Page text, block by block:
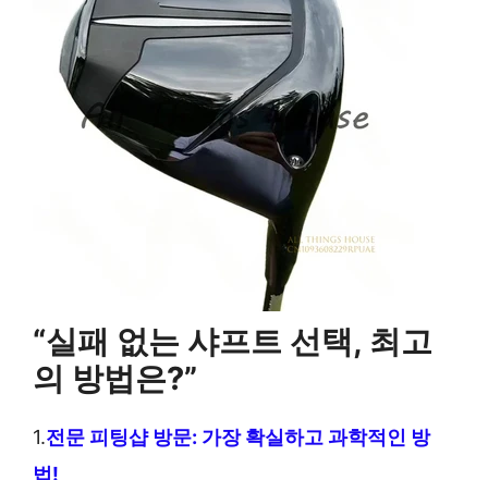
“실패 없는 샤프트 선택, 최고
의 방법은?”
1.전문 피팅샵 방문: 가장 확실하고 과학적인 방
법!